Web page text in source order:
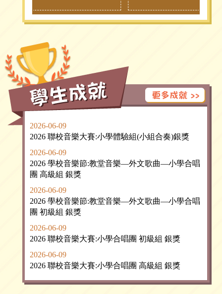
2026-06-09
2026 聯校音樂大賽:小學體驗組(小組合奏)銀獎
2026-06-09
2026 學校音樂節:教堂音樂—外文歌曲—小學合唱
團 高級組 銀獎
2026-06-09
2026 學校音樂節:教堂音樂—外文歌曲—小學合唱
團 初級組 銀獎
2026-06-09
2026 聯校音樂大賽:小學合唱團 初級組 銀獎
2026-06-09
2026 聯校音樂大賽:小學合唱團 高級組 銀獎